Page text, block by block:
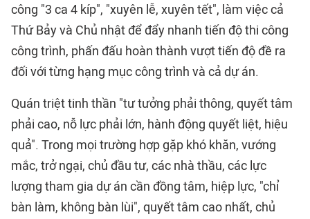
công "3 ca 4 kíp", "xuyên lễ, xuyên tết", làm việc cả
Thứ Bảy và Chủ nhật để đẩy nhanh tiến độ thi công
công trình, phấn đấu hoàn thành vượt tiến độ đề ra
đối với từng hạng mục công trình và cả dự án.
Quán triệt tinh thần "tư tưởng phải thông, quyết tâm
phải cao, nỗ lực phải lớn, hành động quyết liệt, hiệu
quả". Trong mọi trường hợp gặp khó khăn, vướng
mắc, trở ngại, chủ đầu tư, các nhà thầu, các lực
lượng tham gia dự án cần đồng tâm, hiệp lực, "chỉ
bàn làm, không bàn lùi", quyết tâm cao nhất, chủ